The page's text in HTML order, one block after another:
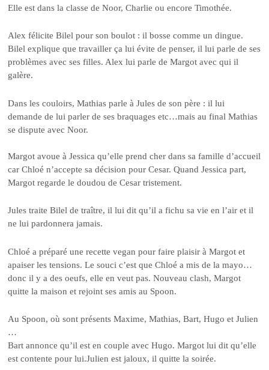
Elle est dans la classe de Noor, Charlie ou encore Timothée.
Alex félicite Bilel pour son boulot : il bosse comme un dingue.
Bilel explique que travailler ça lui évite de penser, il lui parle de ses
problèmes avec ses filles. Alex lui parle de Margot avec qui il
galère.
Dans les couloirs, Mathias parle à Jules de son père : il lui
demande de lui parler de ses braquages etc…mais au final Mathias
se dispute avec Noor.
Margot avoue à Jessica qu’elle prend cher dans sa famille d’accueil
car Chloé n’accepte sa décision pour Cesar. Quand Jessica part,
Margot regarde le doudou de Cesar tristement.
Jules traite Bilel de traître, il lui dit qu’il a fichu sa vie en l’air et il
ne lui pardonnera jamais.
Chloé a préparé une recette vegan pour faire plaisir à Margot et
apaiser les tensions. Le souci c’est que Chloé a mis de la mayo…
donc il y a des oeufs, elle en veut pas. Nouveau clash, Margot
quitte la maison et rejoint ses amis au Spoon.
Au Spoon, où sont présents Maxime, Mathias, Bart, Hugo et Julien
…
Bart annonce qu’il est en couple avec Hugo. Margot lui dit qu’elle
est contente pour lui.Julien est jaloux, il quitte la soirée.